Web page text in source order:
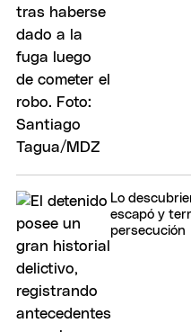
Lo
escapó y
persecución